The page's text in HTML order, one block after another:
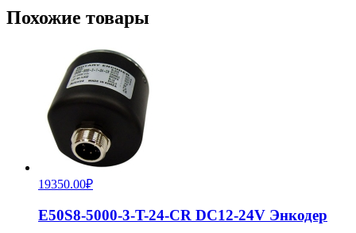
Похожие товары
19350.00₽
E50S8-5000-3-T-24-CR DC12-24V Энкодер